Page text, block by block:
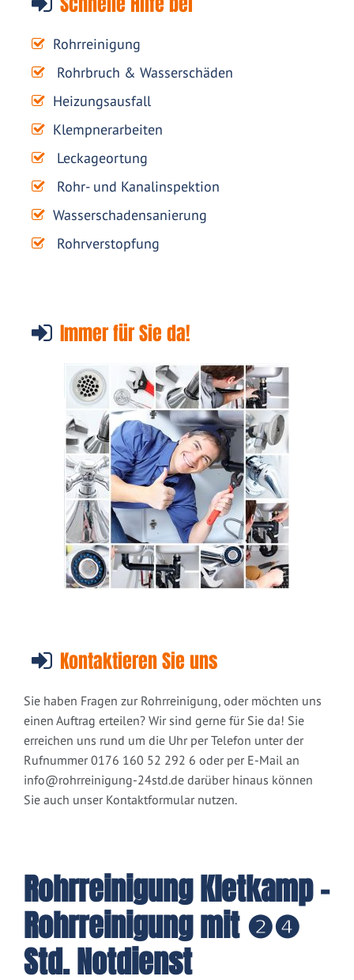
Rohrreinigung
Rohrbruch & Wasserschäden
Heizungsausfall
Klempnerarbeiten
Leckageortung
Rohr- und Kanalinspektion
Wasserschadensanierung
Rohrverstopfung
Immer für Sie da!
Kontaktieren Sie uns
Sie haben Fragen zur Rohrreinigung, oder möchten uns
einen Auftrag erteilen? Wir sind gerne für Sie da! Sie
erreichen uns rund um die Uhr per Telefon unter der
Rufnummer 0176 160 52 292 6 oder per E-Mail an
info@rohrreinigung-24std.de darüber hinaus können
Sie auch unser Kontaktformular nutzen.
Rohrreinigung Kletkamp -
Rohrreinigung mit ❷❹
Std. Notdienst